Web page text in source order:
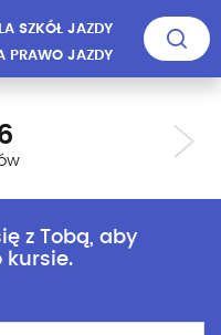
SZKÓŁ JAZDY
PRAWO JAZDY
z Tobą, aby
kursie.